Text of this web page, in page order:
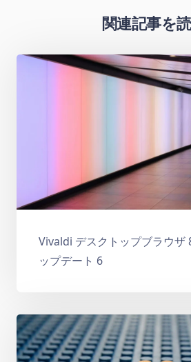
関連記事を
Vivaldi デスクトップブラウザ
ップデート 6